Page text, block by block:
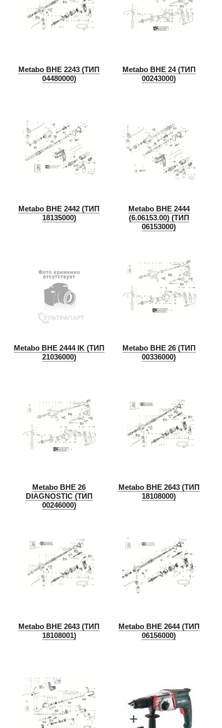
Metabo BHE 2243 (ТИП
04480000)
Metabo BHE 24 (ТИП
00243000)
Metabo BHE 2442 (ТИП
18135000)
Metabo BHE 2444
(6.06153.00) (ТИП
06153000)
Metabo BHE 2444 IK (ТИП
21036000)
Metabo BHE 26 (ТИП
00336000)
Metabo BHE 26
DIAGNOSTIC (ТИП
00246000)
Metabo BHE 2643 (ТИП
18108000)
Metabo BHE 2643 (ТИП
18108001)
Metabo BHE 2644 (ТИП
06156000)